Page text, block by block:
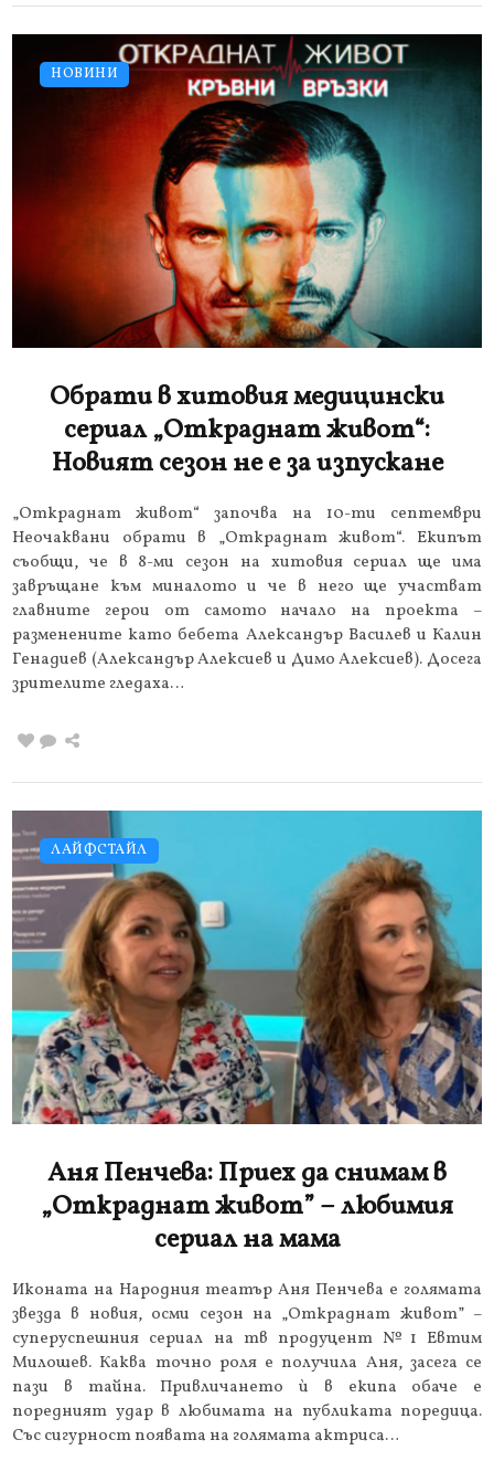
НОВИНИ
Обрати в хитовия медицински
сериал „Откраднат живот“:
Новият сезон не е за изпускане
„Откраднат живот“ започва на 10-ти септември
Неочаквани обрати в „Откраднат живот“. Екипът
съобщи, че в 8-ми сезон на хитовия сериал ще има
завръщане към миналото и че в него ще участват
главните герои от самото начало на проекта –
разменените като бебета Александър Василев и Калин
Генадиев (Александър Алексиев и Димо Алексиев). Досега
зрителите гледаха…
ЛАЙФСТАЙЛ
Аня Пенчева: Приех да снимам в
„Откраднат живот” – любимия
сериал на мама
Иконата на Народния театър Аня Пенчева е голямата
звезда в новия, осми сезон на „Откраднат живот” –
суперуспешния сериал на тв продуцент №1 Евтим
Милошев. Каква точно роля е получила Аня, засега се
пази в тайна. Привличането ѝ в екипа обаче е
поредният удар в любимата на публиката поредица.
Със сигурност появата на голямата актриса…